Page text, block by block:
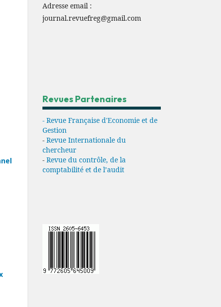
Adresse email :
journal.revuefreg@gmail.com
Revues Partenaires
- Revue Française d'Economie et de
Gestion
- Revue Internationale du
chercheur
- Revue du contrôle, de la
comptabilité et de l’audit